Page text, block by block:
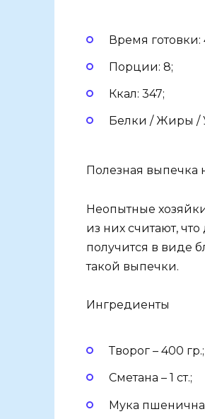
Время готовки:
Порции: 8;
Ккал: 347;
Белки / Жиры /
Полезная выпечка
Неопытные
из них считают,
получится в виде
такой выпечки.
Ингредиенты
Творог – 400 гр.;
Сметана – 1 ст.;
Мука